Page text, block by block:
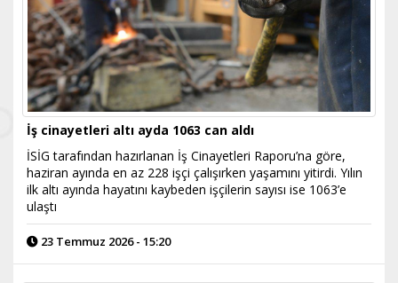
İş cinayetleri altı ayda 1063 can aldı
İSİG tarafından hazırlanan İş Cinayetleri Raporu’na göre,
haziran ayında en az 228 işçi çalışırken yaşamını yitirdi. Yılın
ilk altı ayında hayatını kaybeden işçilerin sayısı ise 1063’e
ulaştı
23 Temmuz 2026 - 15:20